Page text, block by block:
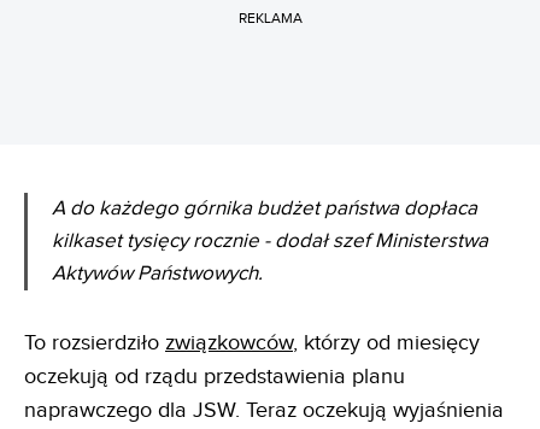
REKLAMA
A do każdego górnika budżet państwa dopłaca
kilkaset tysięcy rocznie - dodał szef Ministerstwa
Aktywów Państwowych.
To rozsierdziło związkowców, którzy od miesięcy
oczekują od rządu przedstawienia planu
naprawczego dla JSW. Teraz oczekują wyjaśnienia